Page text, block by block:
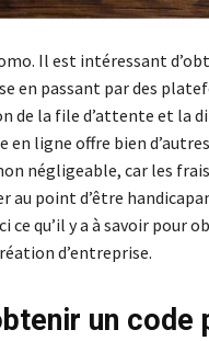
Il est intéressant
en passant par des
de la file d’attente et la
en ligne offre bien
négligeable, car les
au point d’être
ce qu’il y a à savoir pour
d’entreprise.
un code